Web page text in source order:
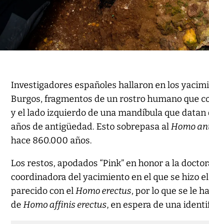
Investigadores españoles hallaron en los
Burgos, fragmentos de un rostro humano que
y el lado izquierdo de una mandíbula que datan
años de antigüedad. Esto sobrepasa alHomo
hace 860.000 años.
Los restos, apodados “Pink” en honor a la
coordinadora del yacimiento en el que se hizo
parecido con elHomo erectus, por lo que se le
deHomo affinis erectus, en espera de una